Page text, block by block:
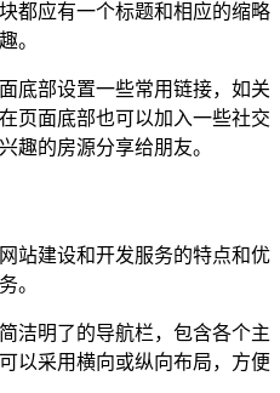
都应有一个标题和相应的缩略
。
底部设置一些常用链接，如关
页面底部也可以加入一些社交
趣的房源分享给朋友。
站建设和开发服务的特点和优
。
洁明了的导航栏，包含各个主
以采用横向或纵向布局，方便